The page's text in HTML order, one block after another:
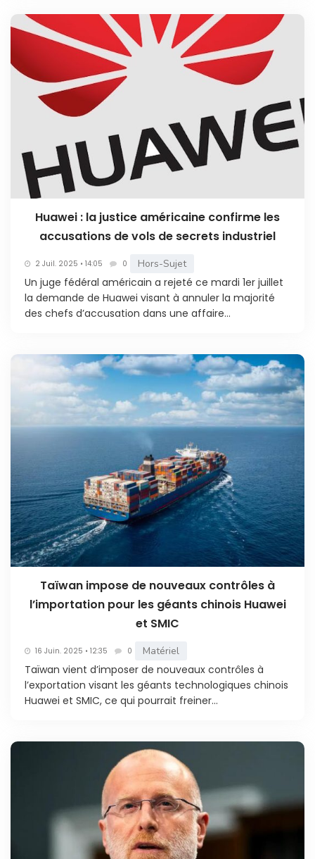
Huawei : la justice américaine confirme les
accusations de vols de secrets industriel
2 Juil. 2025 • 14:05 0 Hors-Sujet
Un juge fédéral américain a rejeté ce mardi 1er juillet
la demande de Huawei visant à annuler la majorité
des chefs d’accusation dans une affaire...
Taïwan impose de nouveaux contrôles à
l’importation pour les géants chinois Huawei
et SMIC
16 Juin. 2025 • 12:35 0 Matériel
Taïwan vient d’imposer de nouveaux contrôles à
l’exportation visant les géants technologiques chinois
Huawei et SMIC, ce qui pourrait freiner...